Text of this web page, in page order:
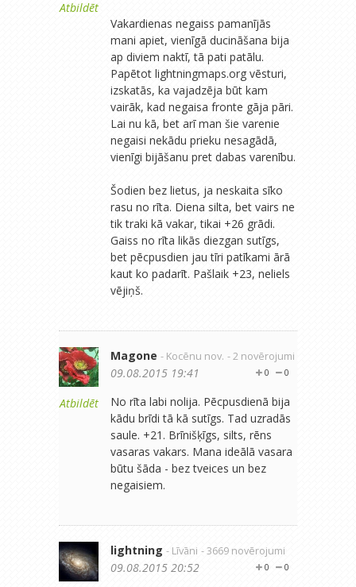
Atbildēt
Vakardienas negaiss pamanījās
mani apiet, vienīgā ducināšana bija
ap diviem naktī, tā pati patālu.
Papētot lightningmaps.org vēsturi,
izskatās, ka vajadzēja būt kam
vairāk, kad negaisa fronte gāja pāri.
Lai nu kā, bet arī man šie varenie
negaisi nekādu prieku nesagādā,
vienīgi bijāšanu pret dabas varenību.
Šodien bez lietus, ja neskaita sīko
rasu no rīta. Diena silta, bet vairs ne
tik traki kā vakar, tikai +26 grādi.
Gaiss no rīta likās diezgan sutīgs,
bet pēcpusdien jau tīri patīkami ārā
kaut ko padarīt. Pašlaik +23, neliels
vējiņš.
Atbildēt
Magone - Kocēnu nov. - 2 novērojumi
0
0
09.08.2015 19:41
No rīta labi nolija. Pēcpusdienā bija
kādu brīdi tā kā sutīgs. Tad uzradās
saule. +21. Brīnišķīgs, silts, rēns
vasaras vakars. Mana ideālā vasara
būtu šāda - bez tveices un bez
negaisiem.
lightning - Līvāni - 3669 novērojumi
0
0
09.08.2015 20:52